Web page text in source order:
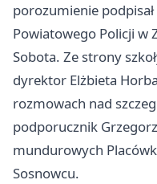
porozumienie
Powiatowego Policji w
Sobota. Ze strony
dyrektor Elżbieta
rozmowach nad
podporucznik
mundurowych
Sosnowcu.